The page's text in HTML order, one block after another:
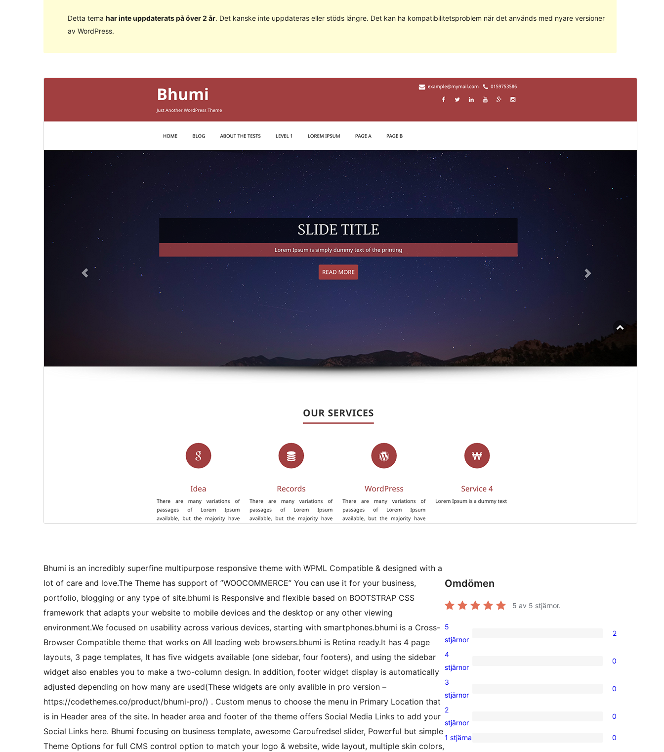
Detta tema har inte uppdaterats på över 2 år. Det kanske inte uppdateras eller stöds längre. Det kan ha kompatibilitetsproblem när det används med nyare versioner
av WordPress.
FörhandsgranskaLadda ner
Version
Bhumi is an incredibly superfine multipurpose responsive theme with WPML Compatible & designed with a
lot of care and love.The Theme has support of ”WOOCOMMERCE” You can use it for your business,
portfolio, blogging or any type of site.bhumi is Responsive and flexible based on BOOTSTRAP CSS
framework that adapts your website to mobile devices and the desktop or any other viewing
environment.We focused on usability across various devices, starting with smartphones.bhumi is a Cross-
Browser Compatible theme that works on All leading web browsers.bhumi is Retina ready.It has 4 page
layouts, 3 page templates, It has five widgets available (one sidebar, four footers), and using the sidebar
widget also enables you to make a two-column design. In addition, footer widget display is automatically
adjusted depending on how many are used(These widgets are only avalible in pro version –
https://codethemes.co/product/bhumi-pro/) . Custom menus to choose the menu in Primary Location that
is in Header area of the site. In header area and footer of the theme offers Social Media Links to add your
Social Links here. Bhumi focusing on business template, awesome Caroufredsel slider, Powerful but simple
Theme Options for full CMS control option to match your logo & website, wide layout, multiple skin colors,
Omdömen
5 av 5 stjärnor.
2
5-
stjärniga
5
stjärnor
2
0
4-
stjärniga
4
stjärnor
0
0
3-
stjärniga
3
stjärnor
0
0
2-
2
stjärnor
0
0
1 stjärna 0